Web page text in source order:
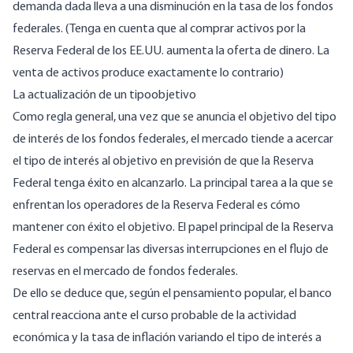
demanda dada lleva a una disminución en la tasa de los fondos
federales. (Tenga en cuenta que al comprar activos por la
Reserva Federal de los EE.UU. aumenta la oferta de dinero. La
venta de activos produce exactamente lo contrario)
La actualización de un tipoobjetivo
Como regla general, una vez que se anuncia el objetivo del tipo
de interés de los fondos federales, el mercado tiende a acercar
el tipo de interés al objetivo en previsión de que la Reserva
Federal tenga éxito en alcanzarlo. La principal tarea a la que se
enfrentan los operadores de la Reserva Federal es cómo
mantener con éxito el objetivo. El papel principal de la Reserva
Federal es compensar las diversas interrupciones en el flujo de
reservas en el mercado de fondos federales.
De ello se deduce que, según el pensamiento popular, el banco
central reacciona ante el curso probable de la actividad
económica y la tasa de inflación variando el tipo de interés a